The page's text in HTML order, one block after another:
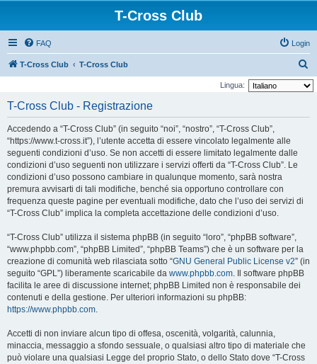
T-Cross Club
FAQ Login
T-Cross Club T-Cross Club
e
Lingua:
T-Cross Club - Registrazione
Accedendo a “T-Cross Club” (in seguito “noi”, “nostro”, “T-Cross Club”,
“https://www.t-cross.it”), l’utente accetta di essere vincolato legalmente alle
seguenti condizioni d’uso. Se non accetti di essere limitato legalmente dalle
condizioni d’uso seguenti non utilizzare i servizi offerti da “T-Cross Club”. Le
condizioni d’uso possono cambiare in qualunque momento, sarà nostra
premura avvisarti di tali modifiche, benché sia opportuno controllare con
frequenza queste pagine per eventuali modifiche, dato che l’uso dei servizi di
“T-Cross Club” implica la completa accettazione delle condizioni d’uso.
“T-Cross Club” utilizza il sistema phpBB (in seguito “loro”, “phpBB software”,
“www.phpbb.com”, “phpBB Limited”, “phpBB Teams”) che è un software per la
creazione di comunità web rilasciata sotto “GNU General Public License v2” (in
seguito “GPL”) liberamente scaricabile da www.phpbb.com. Il software phpBB
facilita le aree di discussione internet; phpBB Limited non è responsabile dei
contenuti e della gestione. Per ulteriori informazioni su phpBB:
https://www.phpbb.com.
Accetti di non inviare alcun tipo di offesa, oscenità, volgarità, calunnia,
minaccia, messaggio a sfondo sessuale, o qualsiasi altro tipo di materiale che
può violare una qualsiasi Legge del proprio Stato, o dello Stato dove “T-Cross